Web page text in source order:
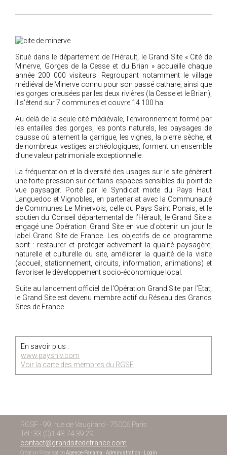
2016
2015
2014
2012
2013
2011
2010
2009
2008
2007
2006
2005
2004
Situé dans le département de l’Hérault, le Grand Site « Cité de
Minerve, Gorges de la Cesse et du Brian » accueille chaque
année 200 000 visiteurs. Regroupant notamment le village
médiéval de Minerve connu pour son passé cathare, ainsi que
les gorges creusées par les deux rivières (la Cesse et le Brian),
il s'étend sur 7 communes et couvre 14 100 ha.
Au delà de la seule cité médiévale, l’environnement formé par
les entailles des gorges, les ponts naturels, les paysages de
causse où alternent la garrigue, les vignes, la pierre sèche, et
de nombreux vestiges archéologiques, forment un ensemble
d’une valeur patrimoniale exceptionnelle.
La fréquentation et la diversité des usages sur le site génèrent
une forte pression sur certains espaces sensibles du point de
vue paysager. Porté par le Syndicat mixte du Pays Haut
Languedoc et Vignobles, en partenariat avec la Communauté
de Communes Le Minervois, celle du Pays Saint Ponais, et le
soutien du Conseil départemental de l’Hérault, le Grand Site a
engagé une Opération Grand Site en vue d'obtenir un jour le
label Grand Site de France. Les objectifs de ce programme
sont : restaurer et protéger activement la qualité paysagère,
naturelle et culturelle du site, améliorer la qualité de la visite
(accueil, stationnement, circuits, information, animations) et
favoriser le développement socio-économique local.
Suite au lancement officiel de l'Opération Grand Site par l’Etat,
le Grand Site est devenu membre actif du Réseau des Grands
Sites de France.
En savoir plus :
www.payshlv.com
Voir la carte des membres du RGSF
RGSF - 99, rue de Vaugirard - 75006 Paris
Tél : 33 (0)1 48 74 39 29
contact@grandsitedefrance.com
Création/RéalisationAgence-Panama - Administration - Login